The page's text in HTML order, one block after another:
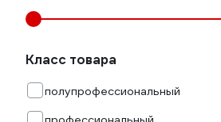
Класс товара
полупрофессиональный